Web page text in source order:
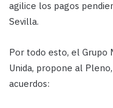
agilice los pagos
Sevilla.
Por todo esto, el Grupo
Unida, propone al
acuerdos: